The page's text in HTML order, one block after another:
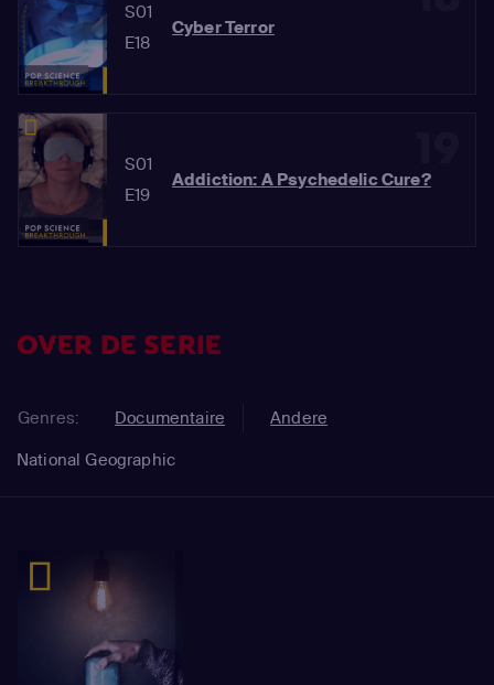
S01
E18
Cyber Terror
S01
E19
Addiction: A Psychedelic Cure?
OVER DE SERIE
Genres: Documentaire
Andere
National Geographic